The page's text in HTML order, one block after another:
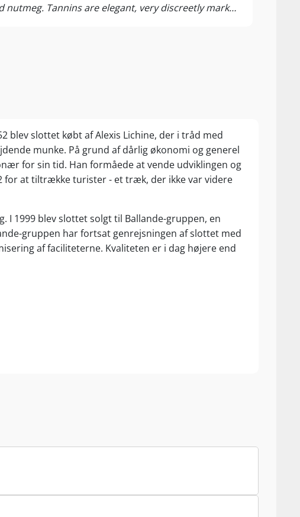
Tannins are elegant, very discreetly marked
blev slottet købt af Alexis Lichine, der i tråd med
munke. På grund af dårlig økonomi og generel
for sin tid. Han formåede at vende udviklingen og
for at tiltrække turister - et træk, der ikke var videre
I 1999 blev slottet solgt til Ballande-gruppen, en
gruppen har fortsat genrejsningen af slottet med
af faciliteterne. Kvaliteten er i dag højere end